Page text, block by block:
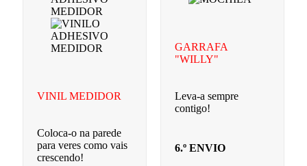
VINIL MEDIDOR
Coloca-o na parede
para veres como vais
crescendo!
GARRAFA
"WILLY"
Leva-a sempre
contigo!
6.º ENVIO